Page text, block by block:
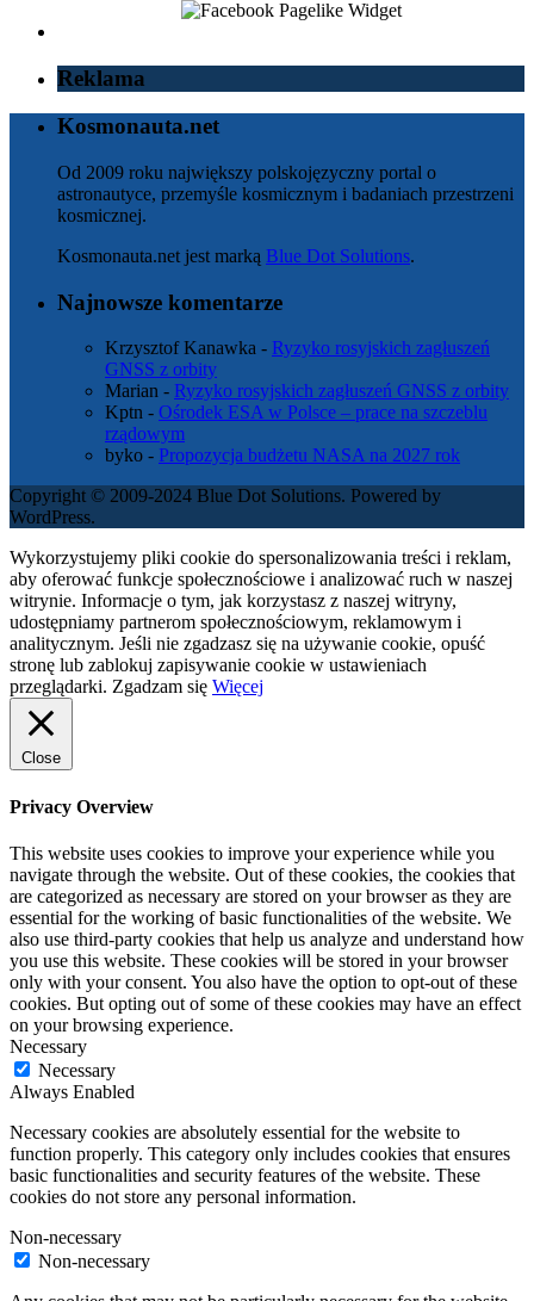
Reklama
Kosmonauta.net
Od 2009 roku największy polskojęzyczny portal o
astronautyce, przemyśle kosmicznym i badaniach przestrzeni
kosmicznej.
Kosmonauta.net jest marką Blue Dot Solutions.
Najnowsze komentarze
Krzysztof Kanawka - Ryzyko rosyjskich zagłuszeń
GNSS z orbity
Marian - Ryzyko rosyjskich zagłuszeń GNSS z orbity
Kptn - Ośrodek ESA w Polsce – prace na szczeblu
rządowym
byko - Propozycja budżetu NASA na 2027 rok
Copyright © 2009-2024 Blue Dot Solutions. Powered by
WordPress.
Wykorzystujemy pliki cookie do spersonalizowania treści i reklam,
aby oferować funkcje społecznościowe i analizować ruch w naszej
witrynie. Informacje o tym, jak korzystasz z naszej witryny,
udostępniamy partnerom społecznościowym, reklamowym i
analitycznym. Jeśli nie zgadzasz się na używanie cookie, opuść
stronę lub zablokuj zapisywanie cookie w ustawieniach
przeglądarki. Zgadzam się Więcej
Close
Privacy Overview
This website uses cookies to improve your experience while you
navigate through the website. Out of these cookies, the cookies that
are categorized as necessary are stored on your browser as they are
essential for the working of basic functionalities of the website. We
also use third-party cookies that help us analyze and understand how
you use this website. These cookies will be stored in your browser
only with your consent. You also have the option to opt-out of these
cookies. But opting out of some of these cookies may have an effect
on your browsing experience.
Necessary
Necessary
Always Enabled
Necessary cookies are absolutely essential for the website to
function properly. This category only includes cookies that ensures
basic functionalities and security features of the website. These
cookies do not store any personal information.
Non-necessary
Non-necessary